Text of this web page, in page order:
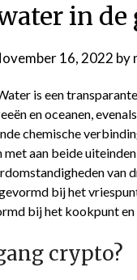
in de
16, 2022 by
is een
en oceanen,
chemische
aan beide
van
bij het
bij het kookpunt
crypto?